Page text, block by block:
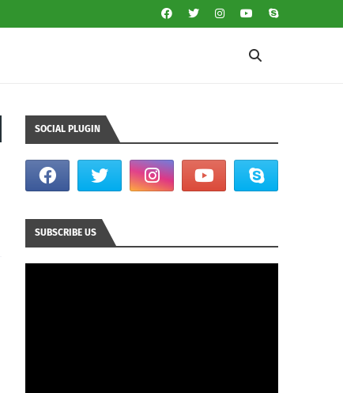
SOCIAL PLUGIN
SUBSCRIBE US